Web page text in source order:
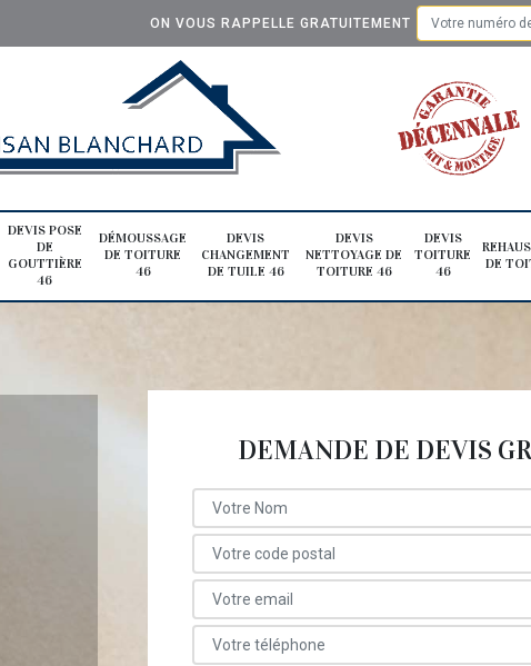
ON VOUS RAPPELLE GRATUITEMENT
DEVIS POSE
DE
GOUTTIÈRE
46
DÉMOUSSAGE
DE TOITURE
46
DEVIS
CHANGEMENT
DE TUILE 46
DEVIS
NETTOYAGE DE
TOITURE 46
DEVIS
TOITURE
46
DE
DEMANDE DE DEVIS